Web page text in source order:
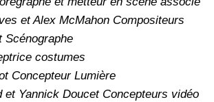
et Alex McMahon Compositeurs
Scénographe
costumes
Concepteur Lumière
et Yannick Doucet Concepteurs vidéo